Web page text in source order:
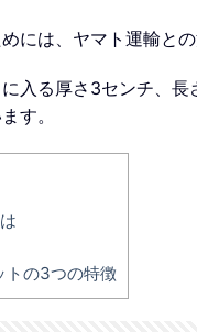
には、ヤマト運輸と
入る厚さ3センチ、
す。
トの3つの特徴